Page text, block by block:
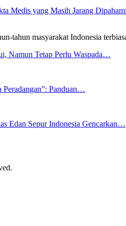
Medis yang Masih Jarang
tahun masyarakat Indonesia
Namun Tetap Perlu Waspada…
Peradangan”: Panduan…
Edan Sepur Indonesia Gencarkan…